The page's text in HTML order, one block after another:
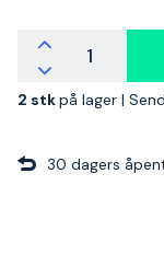
2 stkpå lager |
30 dagers